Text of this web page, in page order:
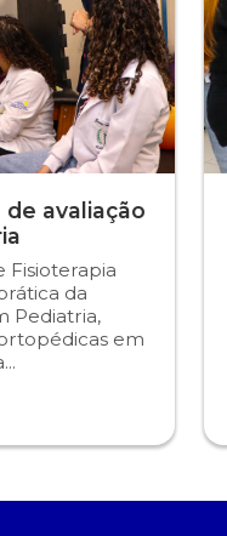
avaliação
Fisioterapia
da
Pediatria,
em